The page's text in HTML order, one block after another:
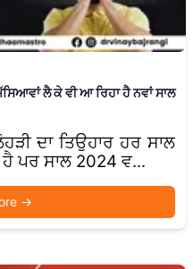
ਲੈ ਕੇ ਵੀ ਆ ਰਿਹਾ ਹੈ ਨਵਾਂ ਸਾਲ
ਦਾ ਤਿਉਹਾਰ ਹਰ ਸਾਲ
ਪਰ ਸਾਲ 2024 ਵ...
→